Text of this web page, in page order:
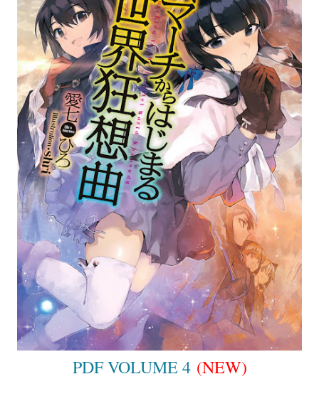
PDF VOLUME 4(NEW)